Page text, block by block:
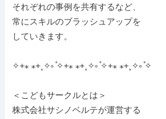
それぞれの事例を共有するなど、
常にスキルのブラッシュアップを
していきます。
✧+⁎ ⁎+˳✧༚ ̊✧+⁎ ⁎+˳✧༚ ̊✧+⁎ ⁎+˳✧༚ ̊✧
＜こどもサークルとは＞
株式会社サシノベルテが運営する